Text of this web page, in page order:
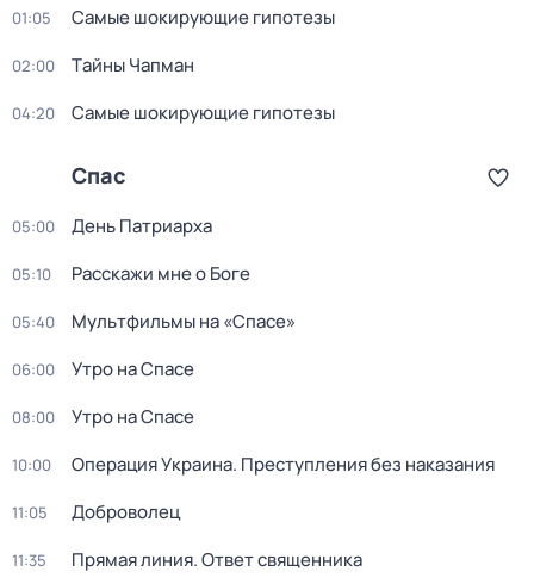
01:05 Самые шoкиpующие гипотезы
02:00 Тaйны Чапман
04:20 Самые шoкиpующие гипотезы
Спас
05:00 День Патриарха
05:10 Расскажи мне о Боге
05:40 Мультфильмы на «Спасе»
06:00 Утро на Спасе
08:00 Утро на Спасе
10:00 Операция Украина. Преступления без наказания
11:05 Доброволец
11:35 Прямая линия. Ответ священника